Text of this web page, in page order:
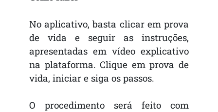
No aplicativo, basta clicar em prova
de vida e seguir as instruções,
apresentadas em vídeo explicativo
na plataforma. Clique em prova de
vida, iniciar e siga os passos.
O procedimento será feito com